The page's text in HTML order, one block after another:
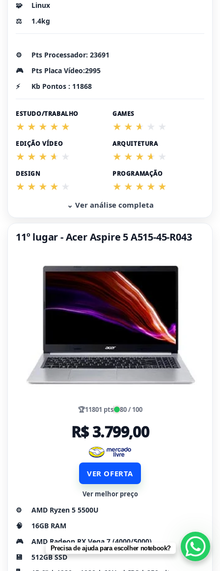
🧩
Linux
⚖️
1.4kg
⚙️
Pts Processador: 23691
🎮
Pts Placa Vídeo:2995
⚡
Kb Pontos : 11868
ESTUDO/TRABALHO GAMES
EDIÇÃO VÍDEO ARQUITETURA
DESIGN PROGRAMAÇÃO
⌄ Ver análise completa
11º lugar - Acer Aspire 5 A515-45-R043
🏆11801 pts 80 / 100
R$ 3.799,00
VER OFERTA
Ver melhor preço
⚙️
AMD Ryzen 5 5500U
🧠
16GB RAM
🎮
AMD Radeon RX Vega 7 (4000/5000)
💾
512GB SSD
Precisa de ajuda para escolher notebook?